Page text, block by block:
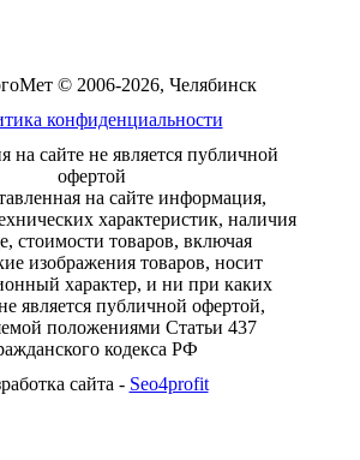
© 2006-2026, Челябинск
конфиденциальности
на сайте не является публичной
офертой
на сайте информация,
характеристик, наличия
стоимости товаров, включая
изображения товаров, носит
характер, и ни при каких
является публичной офертой,
положениями Статьи 437
кодекса РФ
сайта - Seo4profit